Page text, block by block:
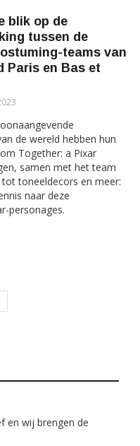
blik op de
tussen de
teams van
Paris en Bas et
de wereld hebben hun
Together: a Pixar
samen met het team
toneeldecors en meer:
naar deze
personages.
en wij brengen de